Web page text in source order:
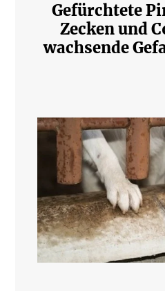
Gefürchtete
Zecken und
wachsende